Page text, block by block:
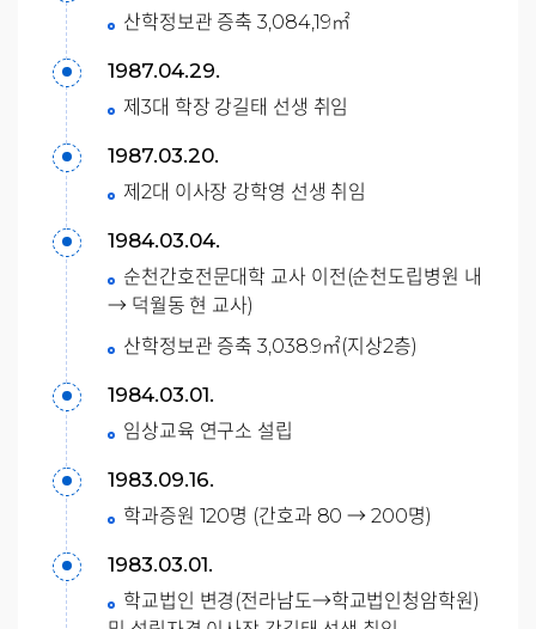
산학정보관 증축 3,084,19㎡
1987.04.29.
제3대 학장 강길태 선생 취임
1987.03.20.
제2대 이사장 강학영 선생 취임
1984.03.04.
순천간호전문대학 교사 이전(순천도립병원 내
→ 덕월동 현 교사)
산학정보관 증축 3,038.9㎡(지상2층)
1984.03.01.
임상교육 연구소 설립
1983.09.16.
학과증원 120명 (간호과 80 → 200명)
1983.03.01.
학교법인 변경(전라남도→학교법인청암학원)